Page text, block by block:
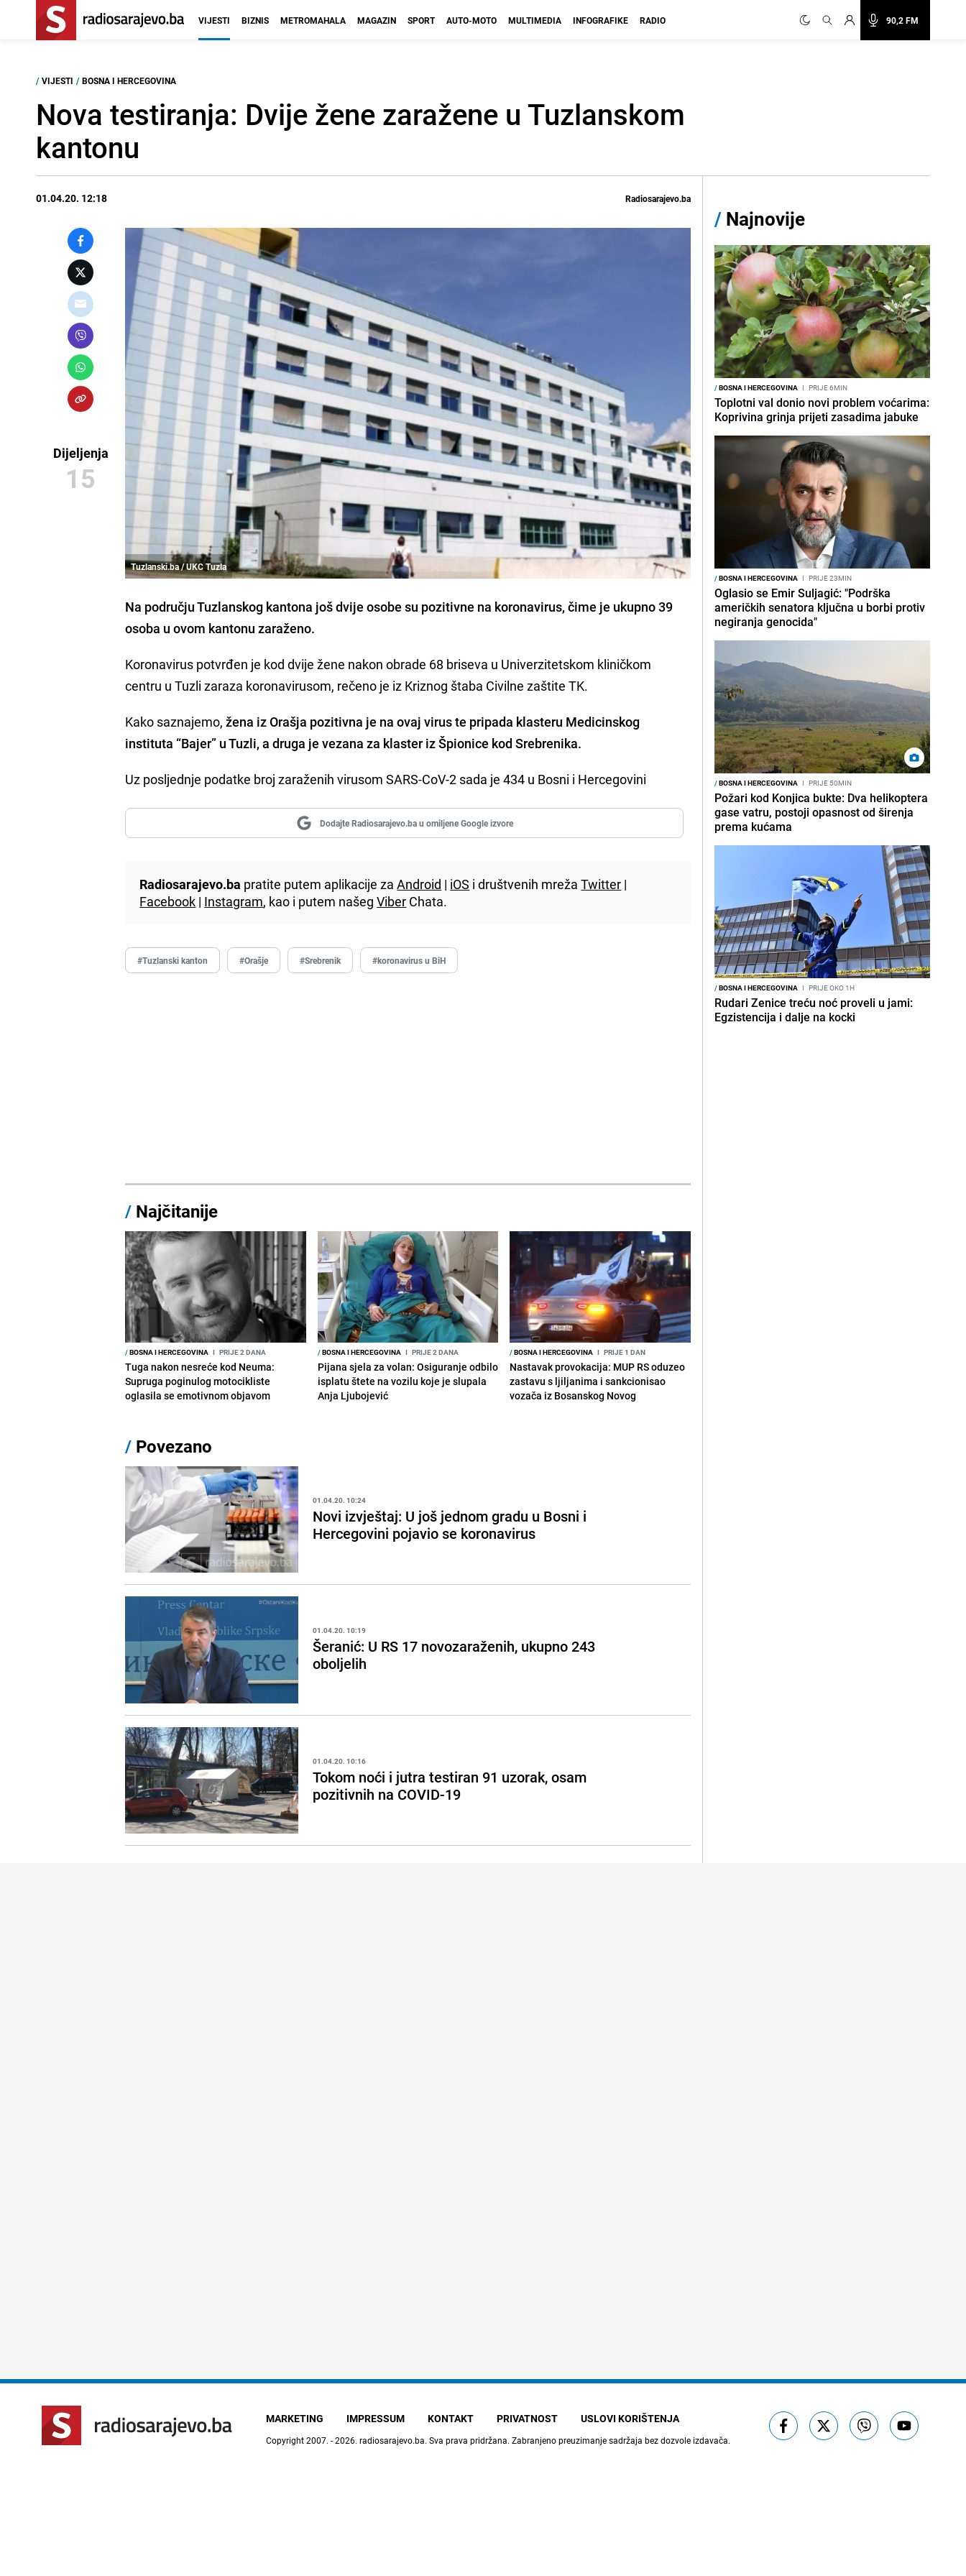
90,2 FM
VIJESTI BIZNIS METROMAHALA MAGAZIN SPORT AUTO-MOTO MULTIMEDIA INFOGRAFIKE RADIO
/ VIJESTI / BOSNA I HERCEGOVINA
Nova testiranja: Dvije žene zaražene u Tuzlanskom
kantonu
01.04.20. 12:18 Radiosarajevo.ba
Dijeljenja
15
Tuzlanski.ba / UKC Tuzla
Na području Tuzlanskog kantona još dvije osobe su pozitivne na koronavirus, čime je ukupno 39
osoba u ovom kantonu zaraženo.
Koronavirus potvrđen je kod dvije žene nakon obrade 68 briseva u Univerzitetskom kliničkom
centru u Tuzli zaraza koronavirusom, rečeno je iz Kriznog štaba Civilne zaštite TK.
Kako saznajemo, žena iz Orašja pozitivna je na ovaj virus te pripada klasteru Medicinskog
instituta “Bajer” u Tuzli, a druga je vezana za klaster iz Špionice kod Srebrenika.
Uz posljednje podatke broj zaraženih virusom SARS-CoV-2 sada je 434 u Bosni i Hercegovini
Dodajte Radiosarajevo.ba u omiljene Google izvore
Radiosarajevo.ba pratite putem aplikacije zaAndroid | iOS i društvenih mrežaTwitter |
Facebook | Instagram, kao i putem našegViber Chata.
#Tuzlanski kanton #Orašje #Srebrenik #koronavirus u BiH
/ Najčitanije
/BOSNA I HERCEGOVINA I PRIJE 2 DANA
Tuga nakon nesreće kod Neuma:
Supruga poginulog motocikliste
oglasila se emotivnom objavom
/BOSNA I HERCEGOVINA I PRIJE 2 DANA
Pijana sjela za volan: Osiguranje odbilo
isplatu štete na vozilu koje je slupala
Anja Ljubojević
/BOSNA I HERCEGOVINA I PRIJE 1 DAN
Nastavak provokacija: MUP RS oduzeo
zastavu s ljiljanima i sankcionisao
vozača iz Bosanskog Novog
/ Povezano
01.04.20. 10:24
Novi izvještaj: U još jednom gradu u Bosni i
Hercegovini pojavio se koronavirus
01.04.20. 10:19
Šeranić: U RS 17 novozaraženih, ukupno 243
oboljelih
01.04.20. 10:16
Tokom noći i jutra testiran 91 uzorak, osam
pozitivnih na COVID-19
/ Najnovije
/BOSNA I HERCEGOVINA I PRIJE 6MIN
Toplotni val donio novi problem voćarima:
Koprivina grinja prijeti zasadima jabuke
/BOSNA I HERCEGOVINA I PRIJE 23MIN
Oglasio se Emir Suljagić: "Podrška
američkih senatora ključna u borbi protiv
negiranja genocida"
/BOSNA I HERCEGOVINA I PRIJE 50MIN
Požari kod Konjica bukte: Dva helikoptera
gase vatru, postoji opasnost od širenja
prema kućama
/BOSNA I HERCEGOVINA I PRIJE OKO 1H
Rudari Zenice treću noć proveli u jami:
Egzistencija i dalje na kocki
MARKETING IMPRESSUM KONTAKT PRIVATNOST USLOVI KORIŠTENJA
Copyright 2007. - 2026. radiosarajevo.ba. Sva prava pridržana. Zabranjeno preuzimanje sadržaja bez dozvole izdavača.